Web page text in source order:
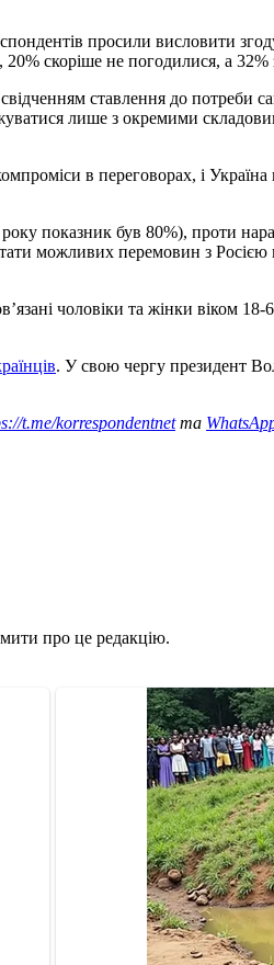
просили висловити
скоріше не погодилися, а
ставлення до потреби
лише з окремими
в переговорах, і
показник був 80%), проти
можливих перемовин з
чоловіки та жінки віком
. У свою чергу президент
t.me/korrespondentnetта
про це редакцію.